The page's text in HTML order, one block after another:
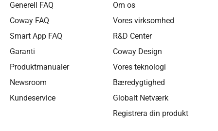
Generell FAQ
Coway FAQ
Smart App FAQ
Garanti
Produktmanualer
Newsroom
Kundeservice
Om os
Vores virksomhed
R&D Center
Coway Design
Vores teknologi
Bæredygtighed
Globalt Netværk
Registrera din produkt